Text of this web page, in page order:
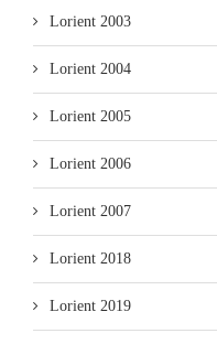
Lorient 2003
Lorient 2004
Lorient 2005
Lorient 2006
Lorient 2007
Lorient 2018
Lorient 2019